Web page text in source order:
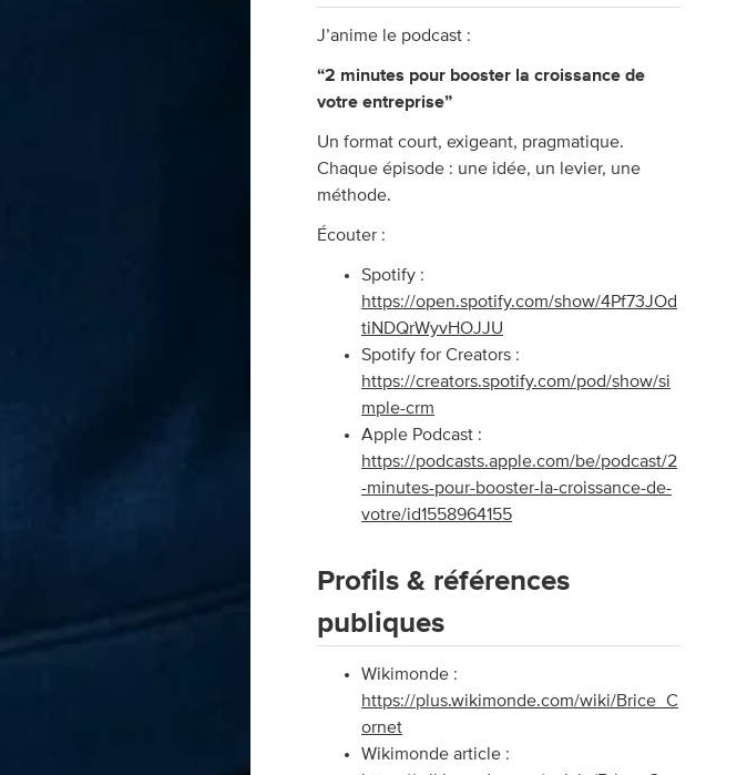
J’anime le podcast :
“2 minutes pour booster la croissance de
votre entreprise”
Un format court, exigeant, pragmatique.
Chaque épisode : une idée, un levier, une
méthode.
Écouter :
Spotify :
https://open.spotify.com/show/4Pf73JOd
tiNDQrWyvHOJJU
Spotify for Creators :
https://creators.spotify.com/pod/show/si
mple-crm
Apple Podcast :
https://podcasts.apple.com/be/podcast/2
-minutes-pour-booster-la-croissance-de-
votre/id1558964155
Profils & références
publiques
Wikimonde :
https://plus.wikimonde.com/wiki/Brice_C
ornet
Wikimonde article :